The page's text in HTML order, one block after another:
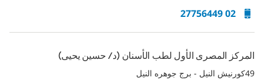
02 27756449
المركز المصرى الأول لطب الأسنان (د/ حسين يحيى)
49كورنيش النيل - برج جوهره النيل